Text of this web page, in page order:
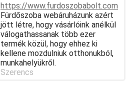
https://www.furdoszobabolt.com
Fürdőszoba webáruházunk azért
jött létre, hogy vásárlóink anélkül
válogathassanak több ezer
termék közül, hogy ehhez ki
kellene mozdulniuk otthonukból,
munkahelyükről.
Szerencs